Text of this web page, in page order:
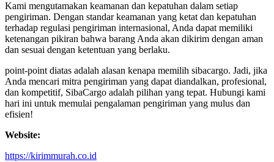
Kami mengutamakan keamanan dan kepatuhan dalam setiap
pengiriman. Dengan standar keamanan yang ketat dan kepatuhan
terhadap regulasi pengiriman internasional, Anda dapat memiliki
ketenangan pikiran bahwa barang Anda akan dikirim dengan aman
dan sesuai dengan ketentuan yang berlaku.
point-point diatas adalah alasan kenapa memilih sibacargo. Jadi, jika
Anda mencari mitra pengiriman yang dapat diandalkan, profesional,
dan kompetitif, SibaCargo adalah pilihan yang tepat. Hubungi kami
hari ini untuk memulai pengalaman pengiriman yang mulus dan
efisien!
Website:
https://kirimmurah.co.id